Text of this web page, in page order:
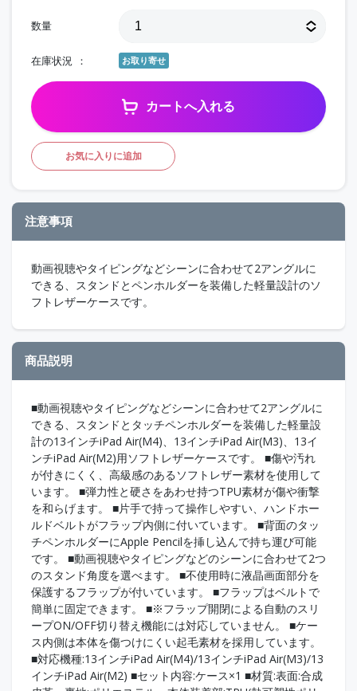
数量
在庫状況 お取り寄せ
カートへ入れる
お気に入りに追加
注意事項
動画視聴やタイピングなどシーンに合わせて2アングルに
できる、スタンドとペンホルダーを装備した軽量設計のソ
フトレザーケースです。
商品説明
■動画視聴やタイピングなどシーンに合わせて2アングルに
できる、スタンドとタッチペンホルダーを装備した軽量設
計の13インチiPad Air(M4)、13インチiPad Air(M3)、13イ
ンチiPad Air(M2)用ソフトレザーケースです。 ■傷や汚れ
が付きにくく、高級感のあるソフトレザー素材を使用して
います。 ■弾力性と硬さをあわせ持つTPU素材が傷や衝撃
を和らげます。 ■片手で持って操作しやすい、ハンドホー
ルドベルトがフラップ内側に付いています。 ■背面のタッ
チペンホルダーにApple Pencilを挿し込んで持ち運び可能
です。 ■動画視聴やタイピングなどのシーンに合わせて2つ
のスタンド角度を選べます。 ■不使用時に液晶画面部分を
保護するフラップが付いています。 ■フラップはベルトで
簡単に固定できます。 ■※フラップ開閉による自動のスリ
ープON/OFF切り替え機能には対応していません。 ■ケー
ス内側は本体を傷つけにくい起毛素材を採用しています。
■対応機種:13インチiPad Air(M4)/13インチiPad Air(M3)/13
インチiPad Air(M2) ■セット内容:ケース×1 ■材質:表面:合成